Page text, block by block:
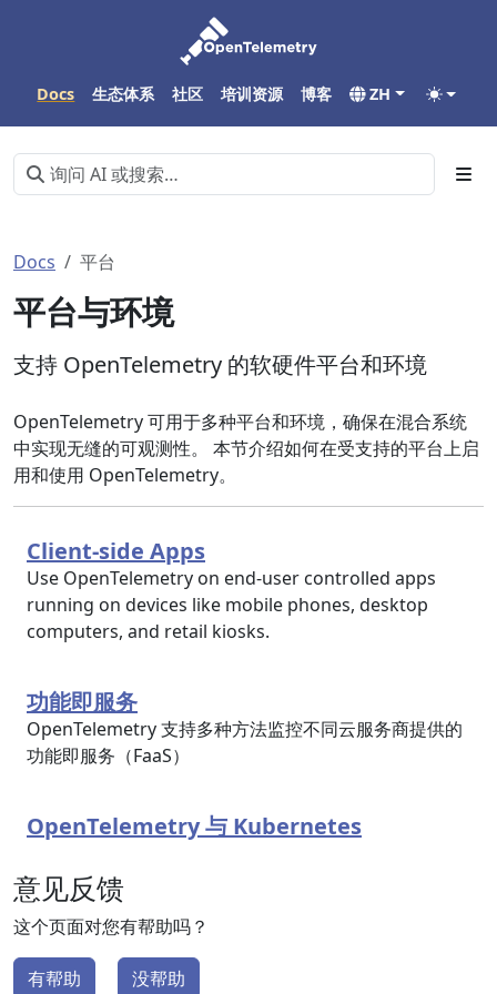
Docs 生态体系 社区 培训资源 博客 ZH
Docs 平台
平台与环境
支持 OpenTelemetry 的软硬件平台和环境
OpenTelemetry 可用于多种平台和环境，确保在混合系统
中实现无缝的可观测性。 本节介绍如何在受支持的平台上启
用和使用 OpenTelemetry。
Client-side Apps
Use OpenTelemetry on end-user controlled apps
running on devices like mobile phones, desktop
computers, and retail kiosks.
功能即服务
OpenTelemetry 支持多种方法监控不同云服务商提供的
功能即服务（FaaS）
OpenTelemetry 与 Kubernetes
意见反馈
这个页面对您有帮助吗？
有帮助 没帮助